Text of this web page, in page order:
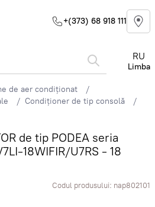
+(373) 68 918 111
RU
Limba
de aer condiționat
Condiționer de tip consolă
de tip PODEA seria
18WIFIR/U7RS - 18
Codul produsului: nap802101